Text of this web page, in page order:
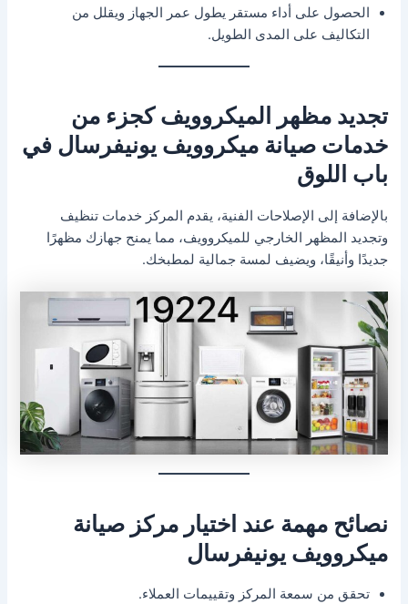
الحصول على أداء مستقر يطول عمر الجهاز ويقلل من
التكاليف على المدى الطويل.
تجديد مظهر الميكروويف كجزء من
خدمات صيانة ميكروويف يونيفرسال في
باب اللوق
بالإضافة إلى الإصلاحات الفنية، يقدم المركز خدمات تنظيف
وتجديد المظهر الخارجي للميكروويف، مما يمنح جهازك مظهرًا
جديدًا وأنيقًا، ويضيف لمسة جمالية لمطبخك.
نصائح مهمة عند اختيار مركز صيانة
ميكروويف يونيفرسال
تحقق من سمعة المركز وتقييمات العملاء.